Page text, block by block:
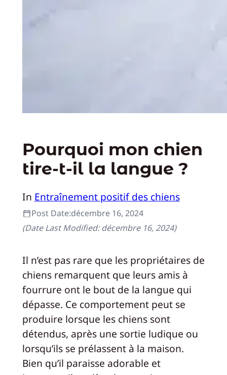
Pourquoi mon chien
tire-t-il la langue ?
In Entraînement positif des chiens
Post Date:décembre 16, 2024
(Date Last Modified:décembre 16, 2024)
Il n’est pas rare que les propriétaires de
chiens remarquent que leurs amis à
fourrure ont le bout de la langue qui
dépasse. Ce comportement peut se
produire lorsque les chiens sont
détendus, après une sortie ludique ou
lorsqu’ils se prélassent à la maison.
Bien qu’il paraisse adorable et